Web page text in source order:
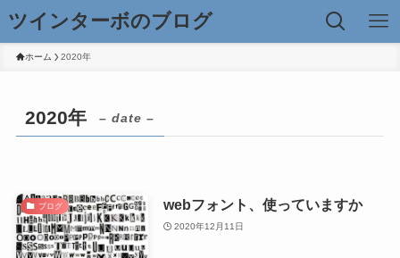
ツインターボのブログ
ホーム 2020年
2020年 – date –
ブログ webフォント、使っていますか
2020年12月11日